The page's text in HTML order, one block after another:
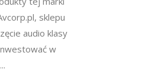
sklepu
audio klasy
w